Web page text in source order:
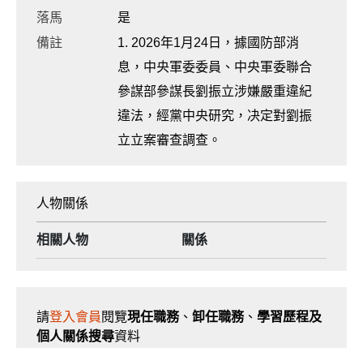
落馬
是
備註
1. 2026年1月24日，據國防部消
息，中央軍委委員、中央軍委聯合
參謀部參謀長劉振立涉嫌嚴重違紀
違法，經黨中央研究，决定對劉振
立立案審查調查。
人物關係
相關人物 關係
請登入會員 閱覽現任職務、 卸任職務、 學習歷程及
個人關係搜尋資料